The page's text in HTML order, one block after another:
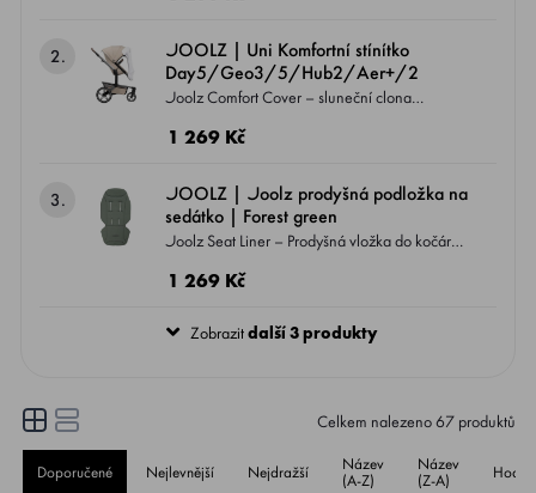
AER2, AER+
2.
JOOLZ | Uni Komfortní stínítko
Day5/Geo3/5/Hub2/Aer+/2
Joolz Comfort Cover – sluneční clona
Zajišťuje dítěti klidné a chráněné prostředí v
1 269 Kč
3.
JOOLZ | Joolz prodyšná podložka na
sedátko | Forest green
Joolz Seat Liner – Prodyšná vložka do kočárku
Poskytuje dítěti větší pohodlí a lepší regulaci
1 269 Kč
Zobrazitdalší 3 produkty
Celkem nalezeno67 produktů
Doporučené Nejlevnější Nejdražší
Název
(A-Z)
Název
(Z-A)